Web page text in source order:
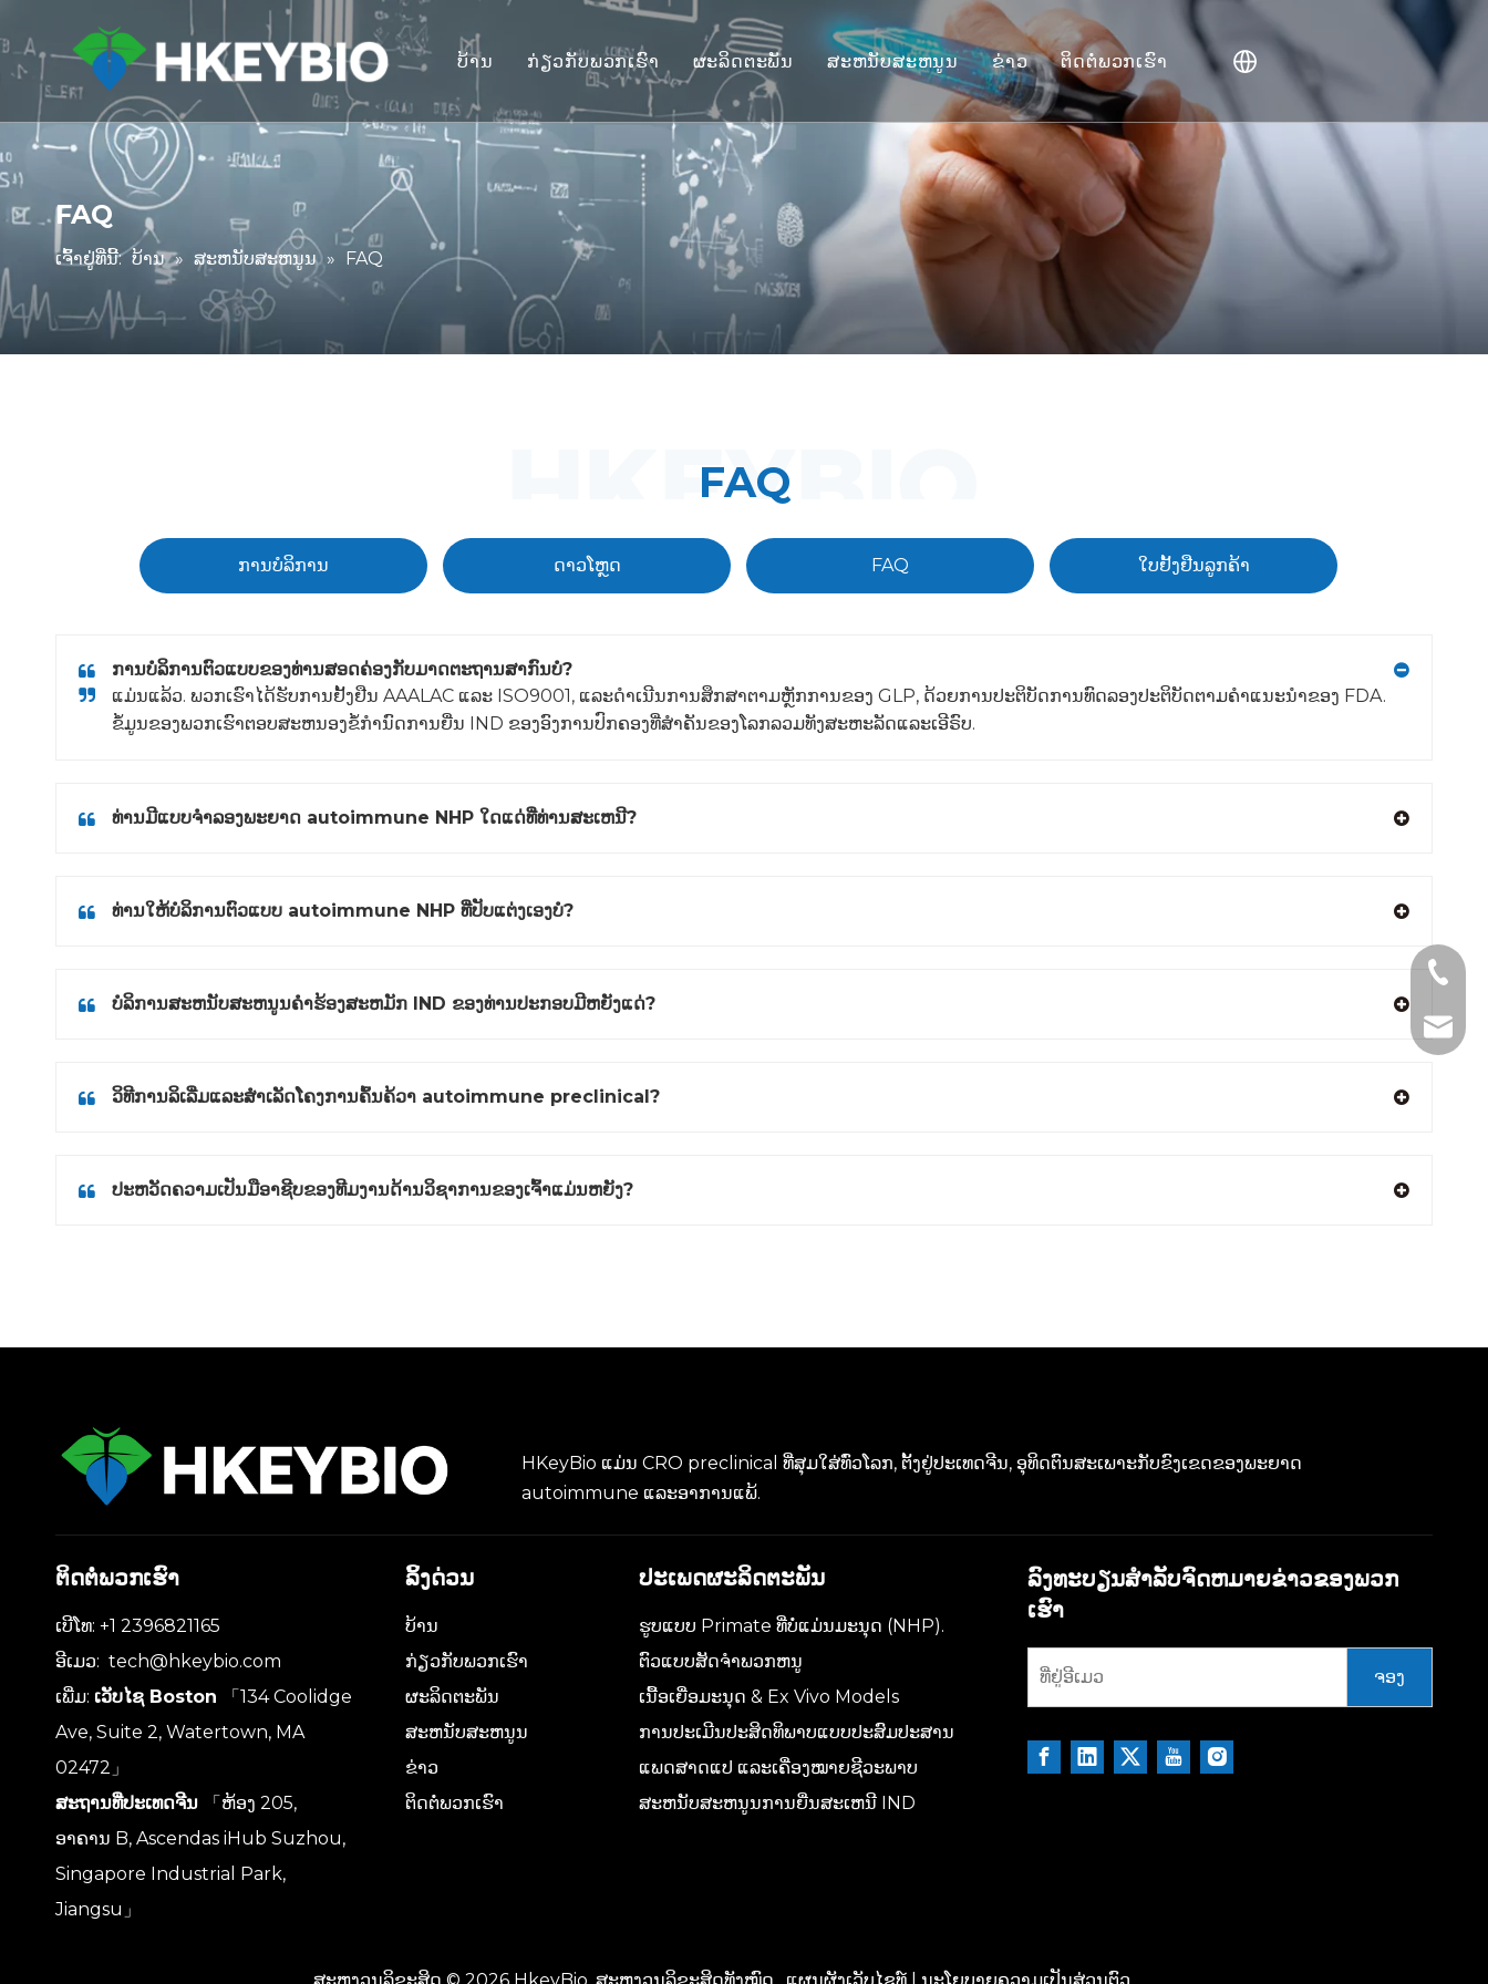
ບ້ານ ກ່ຽວກັບພວກເຮົາ ຜະລິດຕະພັນ
ຮູບແບບ Primate ທີ່ບໍ່ແມ່ນມະນຸດ (NHP).
ຕົວແບບສັດຈໍາພວກຫນູ
ເນື້ອເຍື່ອມະນຸດ & Ex Vivo Models
ການປະເມີນປະສິດທິພາບແບບປະສົມປະສານ
ແພດສາດແປ ແລະເຄື່ອງໝາຍຊີວະພາບ
ສະຫນັບສະຫນູນການຍື່ນສະເຫນີ IND
ສະຫນັບສະຫນູນ
ການບໍລິການ
FAQ
ໃບຢັ້ງຢືນລູກຄ້າ
ຂ່າວ ຕິດຕໍ່ພວກເຮົາ
FAQ
ເຈົ້າຢູ່ທີ່ນີ້: ບ້ານ » ສະຫນັບສະຫນູນ » FAQ
FAQ
ການບໍລິການ ດາວໂຫຼດ FAQ ໃບຢັ້ງຢືນລູກຄ້າ
ການບໍລິການຕົວແບບຂອງທ່ານສອດຄ່ອງກັບມາດຕະຖານສາກົນບໍ?
ແມ່ນແລ້ວ. ພວກເຮົາໄດ້ຮັບການຢັ້ງຢືນ AAALAC ແລະ ISO9001, ແລະດໍາເນີນການສຶກສາຕາມຫຼັກການຂອງ GLP, ດ້ວຍການປະຕິບັດການທົດລອງປະຕິບັດຕາມຄໍາແນະນໍາຂອງ FDA.
ຂໍ້​ມູນ​ຂອງ​ພວກ​ເຮົາ​ຕອບ​ສະ​ຫນອງ​ຂໍ້​ກໍາ​ນົດ​ການ​ຍື່ນ IND ຂອງ​ອົງ​ການ​ປົກ​ຄອງ​ທີ່​ສໍາ​ຄັນ​ຂອງ​ໂລກ​ລວມ​ທັງ​ສະ​ຫະ​ລັດ​ແລະ​ເອີ​ຣົບ​.
ທ່ານມີແບບຈໍາລອງພະຍາດ autoimmune NHP ໃດແດ່ທີ່ທ່ານສະເຫນີ?
ທ່ານໃຫ້ບໍລິການຕົວແບບ autoimmune NHP ທີ່ປັບແຕ່ງເອງບໍ?
ບໍລິການສະຫນັບສະຫນູນຄໍາຮ້ອງສະຫມັກ IND ຂອງທ່ານປະກອບມີຫຍັງແດ່?
ວິທີການລິເລີ່ມແລະສໍາເລັດໂຄງການຄົ້ນຄ້ວາ autoimmune preclinical?
ປະຫວັດຄວາມເປັນມືອາຊີບຂອງທີມງານດ້ານວິຊາການຂອງເຈົ້າແມ່ນຫຍັງ?
HKeyBio ແມ່ນ CRO preclinical ທີ່ສຸມໃສ່ທົ່ວໂລກ, ຕັ້ງຢູ່ປະເທດຈີນ, ອຸທິດຕົນສະເພາະກັບຂົງເຂດຂອງພະຍາດ
autoimmune ແລະອາການແພ້.
ຕິດຕໍ່ພວກເຮົາ
ເບີໂທ: +1 2396821165
ອີເມວ: tech@hkeybio.com
ເພີ່ມ: ເວັບໄຊ Boston
「134 Coolidge
Ave, Suite 2, Watertown, MA
02472」
ສະຖານທີ່ປະເທດຈີນ
「ຫ້ອງ 205,
ອາຄານ B, Ascendas iHub Suzhou,
Singapore Industrial Park,
Jiangsu」
+1
+86-
ລິ້ງດ່ວນ
ບ້ານ
ກ່ຽວກັບພວກເຮົາ
ຜະລິດຕະພັນ
ສະຫນັບສະຫນູນ
ຂ່າວ
ຕິດຕໍ່ພວກເຮົາ
ປະເພດຜະລິດຕະພັນ
ຮູບແບບ Primate ທີ່ບໍ່ແມ່ນມະນຸດ (NHP).
ຕົວແບບສັດຈໍາພວກຫນູ
ເນື້ອເຍື່ອມະນຸດ & Ex Vivo Models
ການປະເມີນປະສິດທິພາບແບບປະສົມປະສານ
ແພດສາດແປ ແລະເຄື່ອງໝາຍຊີວະພາບ
ສະຫນັບສະຫນູນການຍື່ນສະເຫນີ IND
ລົງທະບຽນສໍາລັບຈົດຫມາຍຂ່າວຂອງພວກ
ເຮົາ
ຈອງ